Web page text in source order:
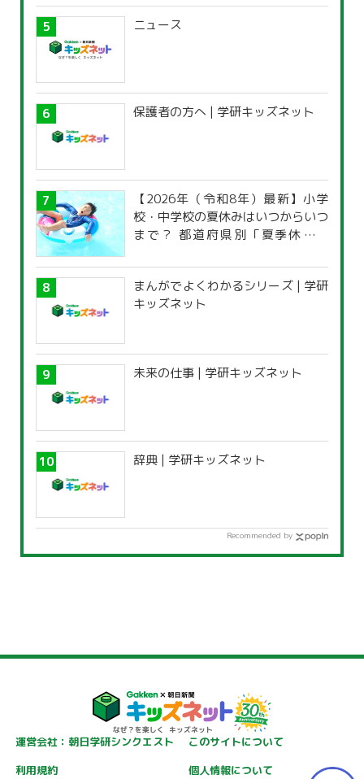
ニュース
保護者の方へ | 学研キッズネット
【2026年（令和8年）最新】小学
校・中学校の夏休みはいつからいつ
まで？ 都道府県別「夏季休暇一
まんがでよくわかるシリーズ | 学研
キッズネット
未来の仕事 | 学研キッズネット
辞典 | 学研キッズネット
Recommended by
運営会社：朝日学研シンクエスト
このサイトについて
利用規約
個人情報について